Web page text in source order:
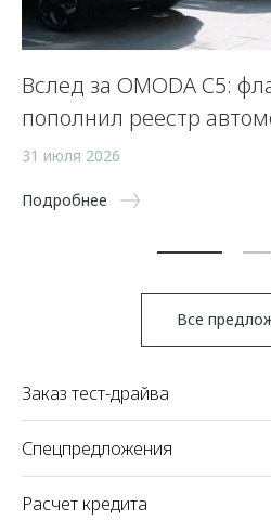
Вслед за OMODA C5:
пополнил реестр
31 июля 2026
Подробнее
Все
Заказ тест-драйва
Спецпредложения
Расчет кредита